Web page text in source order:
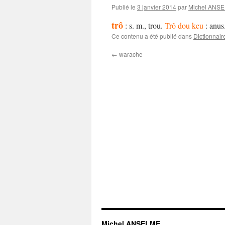
Publié le 3 janvier 2014par Michel
trô : s. m., trou. Trô dou keu : anus.
Ce contenu a été publié dans
← warache